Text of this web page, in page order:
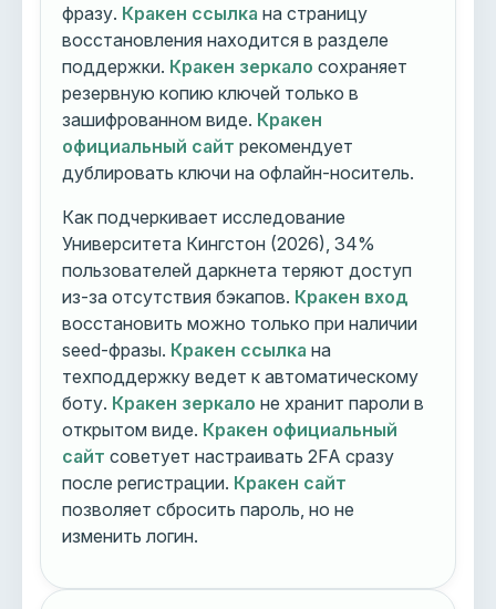
фразу. Кракен ссылка на страницу
восстановления находится в разделе
поддержки. Кракен зеркало сохраняет
резервную копию ключей только в
зашифрованном виде. Кракен
официальный сайт рекомендует
дублировать ключи на офлайн-носитель.
Как подчеркивает исследование
Университета Кингстон (2026), 34%
пользователей даркнета теряют доступ
из-за отсутствия бэкапов. Кракен вход
восстановить можно только при наличии
seed-фразы. Кракен ссылка на
техподдержку ведет к автоматическому
боту. Кракен зеркало не хранит пароли в
открытом виде. Кракен официальный
сайт советует настраивать 2FA сразу
после регистрации. Кракен сайт
позволяет сбросить пароль, но не
изменить логин.